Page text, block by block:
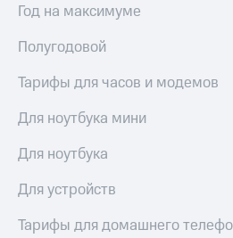
Год на максимуме
Полугодовой
Тарифы для часов и модемов
Для ноутбука мини
Для ноутбука
Для устройств
Тарифы для домашнего